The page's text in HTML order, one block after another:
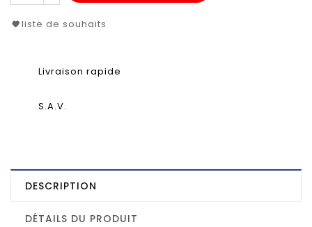
liste de souhaits
Livraison rapide
S.A.V.
DESCRIPTION
DÉTAILS DU PRODUIT